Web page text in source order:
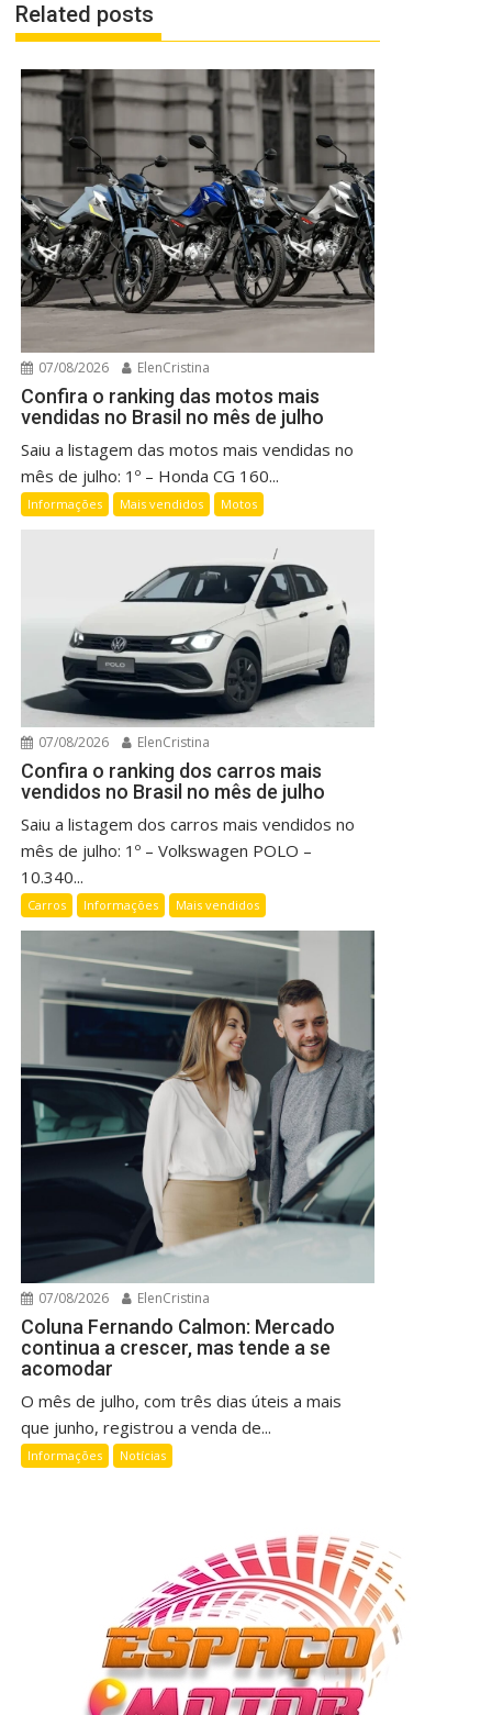
Related posts
07/08/2026 ElenCristina
Confira o ranking das motos mais
vendidas no Brasil no mês de julho
Saiu a listagem das motos mais vendidas no
mês de julho: 1º – Honda CG 160...
Informações Mais vendidos Motos
07/08/2026 ElenCristina
Confira o ranking dos carros mais
vendidos no Brasil no mês de julho
Saiu a listagem dos carros mais vendidos no
mês de julho: 1º – Volkswagen POLO –
10.340...
Carros Informações Mais vendidos
07/08/2026 ElenCristina
Coluna Fernando Calmon: Mercado
continua a crescer, mas tende a se
acomodar
O mês de julho, com três dias úteis a mais
que junho, registrou a venda de...
Informações Notícias